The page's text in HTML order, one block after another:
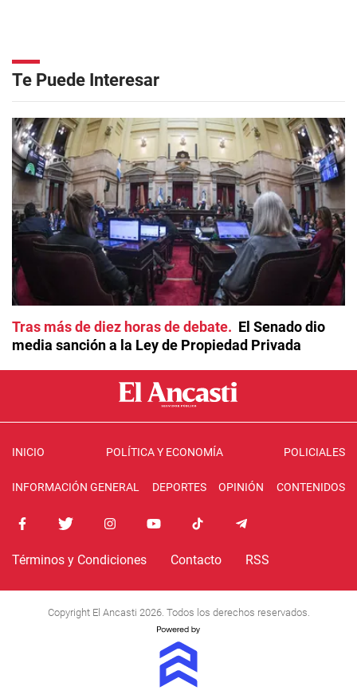
Te Puede Interesar
Tras más de diez horas de debate
El Senado dio
media sanción a la Ley de Propiedad Privada
INICIO POLÍTICA Y ECONOMÍA POLICIALES
INFORMACIÓN GENERAL DEPORTES OPINIÓN CONTENIDOS
Términos y Condiciones Contacto RSS
Copyright El Ancasti 2026. Todos los derechos reservados.